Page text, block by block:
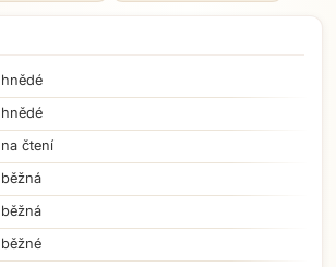
hnědé
hnědé
na čtení
běžná
běžná
běžné